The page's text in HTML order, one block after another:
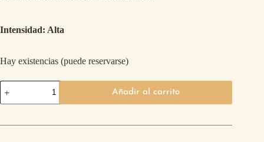
Intensidad: Alta
Hay existencias (puede reservarse)
Añadir al carrito